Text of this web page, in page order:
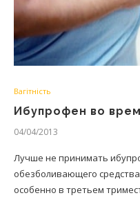
Вагітність
Ибупрофен во
04/04/2013
Лучше не принимать
обезболивающего
особенно в третьем